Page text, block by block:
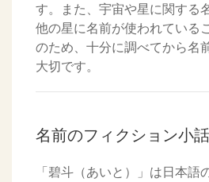
す。また、宇宙や星に関する
他の星に名前が使われている
のため、十分に調べてから名
大切です。
名前のフィクション小話
「碧斗（あいと）」は日本語